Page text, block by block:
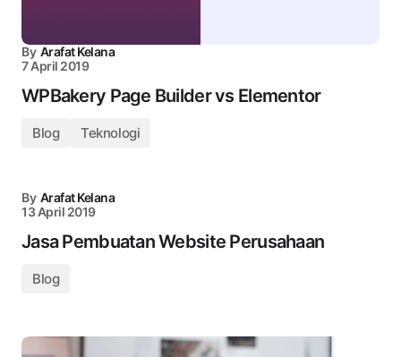
By Arafat Kelana
7 April 2019
WPBakery Page Builder vs Elementor
Blog Teknologi
By Arafat Kelana
13 April 2019
Jasa Pembuatan Website Perusahaan
Blog